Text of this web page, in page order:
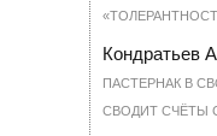
Кондратьев
ПАСТЕРНАК В
СВОДИТ СЧЁТЫ